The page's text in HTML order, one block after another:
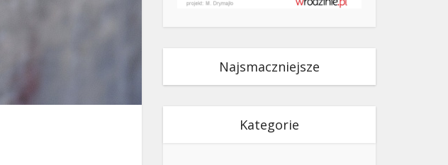
Najsmaczniejsze
Kategorie